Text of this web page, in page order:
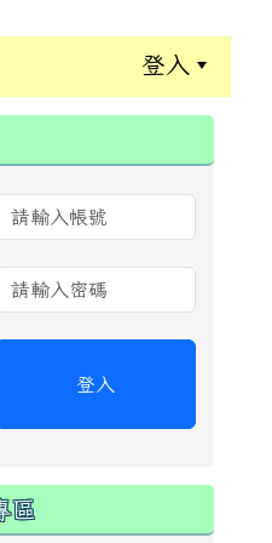
登入
登入
區